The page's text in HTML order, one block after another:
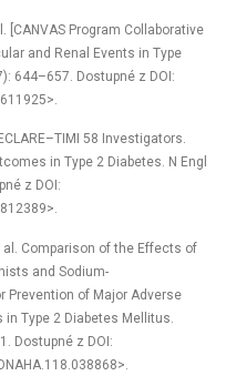
[CANVAS Program Collaborative
and Renal Events in Type
644–657. Dostupné z DOI:
58 Investigators.
in Type 2 Diabetes. N Engl
z DOI:
al. Comparison of the Effects of
and Sodium-
Prevention of Major Adverse
Type 2 Diabetes Mellitus.
Dostupné z DOI: